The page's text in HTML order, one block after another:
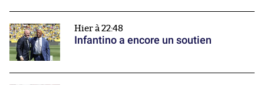
Hier à 22:48
Infantino a encore un soutien